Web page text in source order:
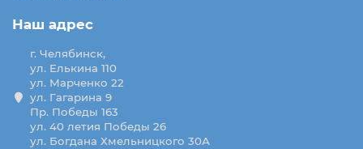
Наш адрес
г. Челябинск,
ул. Елькина 110
ул. Марченко 22
ул. Гагарина 9
Пр. Победы 163
ул. 40 летия Победы 26
ул. Богдана Хмельницкого 30А